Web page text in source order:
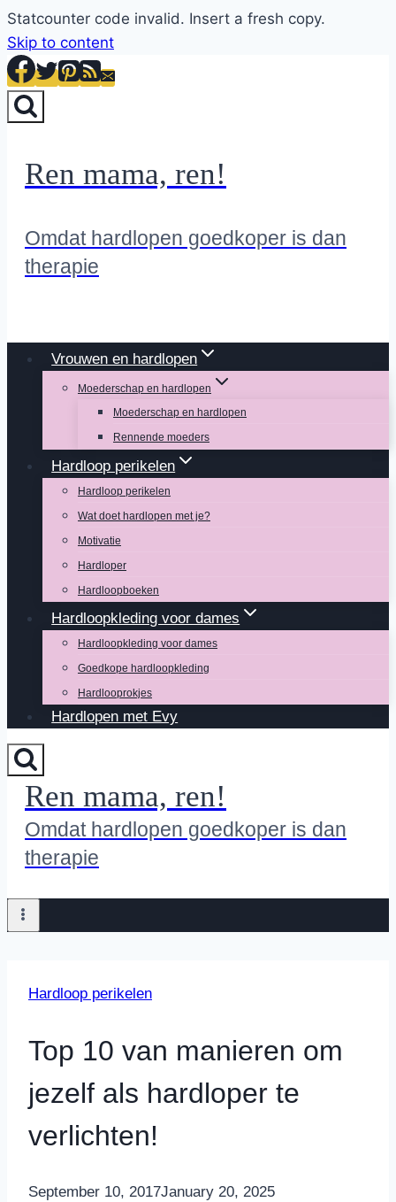
Statcounter code invalid. Insert a fresh copy.
Skip to content
Ren mama, ren!
Omdat hardlopen goedkoper is dan
therapie
Vrouwen en hardlopen
Moederschap en hardlopen
Moederschap en hardlopen
Rennende moeders
Hardloop perikelen
Hardloop perikelen
Wat doet hardlopen met je?
Motivatie
Hardloper
Hardloopboeken
Hardloopkleding voor dames
Hardloopkleding voor dames
Goedkope hardloopkleding
Hardlooprokjes
Hardlopen met Evy
Ren mama, ren!
Omdat hardlopen goedkoper is dan
therapie
Hardloop perikelen
Top 10 van manieren om
jezelf als hardloper te
verlichten!
ByNicole
September 10, 2017January 20, 2025